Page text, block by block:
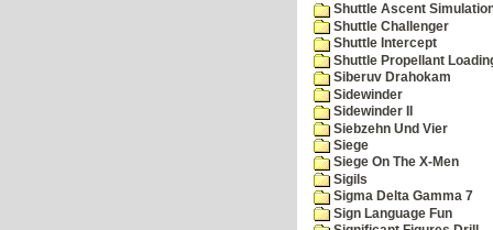
Shuttle Ascent
Shuttle Challenger
Shuttle Intercept
Shuttle Propellant
Siberuv Drahokam
Sidewinder
Sidewinder II
Siebzehn Und Vier
Siege
Siege On The X-Men
Sigils
Sigma Delta Gamma 7
Sign Language Fun